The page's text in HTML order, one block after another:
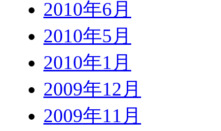
2010年6月
2010年5月
2010年1月
2009年12月
2009年11月